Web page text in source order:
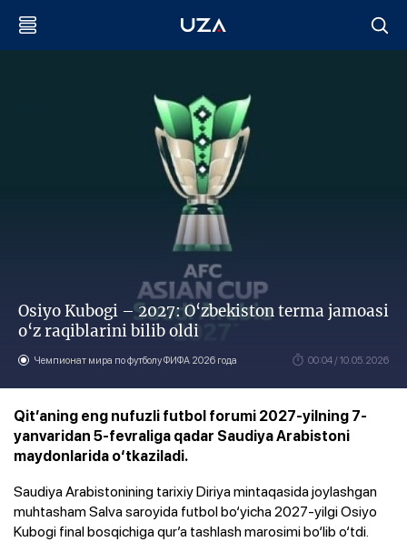
Osiyo Kubogi – 2027: O‘zbekiston terma jamoasi
o‘z raqiblarini bilib oldi
Чемпионат мира по футболу ФИФА 2026 года 00:04 / 10.05.2026
Qit’aning eng nufuzli futbol forumi 2027-yilning 7-
yanvaridan 5-fevraliga qadar Saudiya Arabistoni
maydonlarida o‘tkaziladi.
Saudiya Arabistonining tarixiy Diriya mintaqasida joylashgan
muhtasham Salva saroyida futbol bo‘yicha 2027-yilgi Osiyo
Kubogi final bosqichiga qur’a tashlash marosimi bo‘lib o‘tdi.